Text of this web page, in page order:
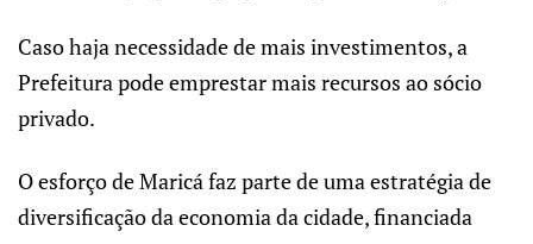
Caso haja necessidade de mais investimentos, a
Prefeitura pode emprestar mais recursos ao sócio
privado.
O esforço de Maricá faz parte de uma estratégia de
diversificação da economia da cidade, financiada